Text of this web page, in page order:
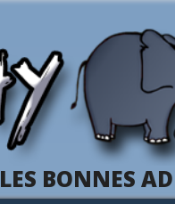
LES BONNES